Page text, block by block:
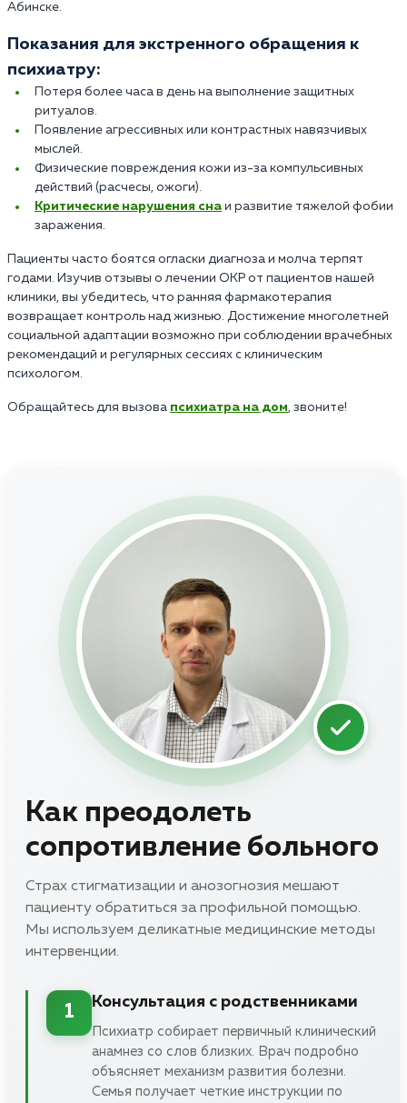
Абинске.
Показания для экстренного обращения к
психиатру:
Потеря более часа в день на выполнение защитных
ритуалов.
Появление агрессивных или контрастных навязчивых
мыслей.
Физические повреждения кожи из-за компульсивных
действий (расчесы, ожоги).
Критические нарушения сна и развитие тяжелой фобии
заражения.
Пациенты часто боятся огласки диагноза и молча терпят
годами. Изучив отзывы о лечении ОКР от пациентов нашей
клиники, вы убедитесь, что ранняя фармакотерапия
возвращает контроль над жизнью. Достижение многолетней
социальной адаптации возможно при соблюдении врачебных
рекомендаций и регулярных сессиях с клиническим
психологом.
Обращайтесь для вызова психиатра на дом, звоните!
Как преодолеть
сопротивление больного
Страх стигматизации и анозогнозия мешают
пациенту обратиться за профильной помощью.
Мы используем деликатные медицинские методы
интервенции.
1
Консультация с родственниками
Психиатр собирает первичный клинический
анамнез со слов близких. Врач подробно
объясняет механизм развития болезни.
Семья получает четкие инструкции по